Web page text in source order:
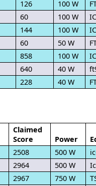
126 100 W
60 100 W
144 100 W
60 50 W
858 100 W
640 40 W
228 40 W
Claimed
Score
Power
2508 500 W
2964 500 W
2967 750 W